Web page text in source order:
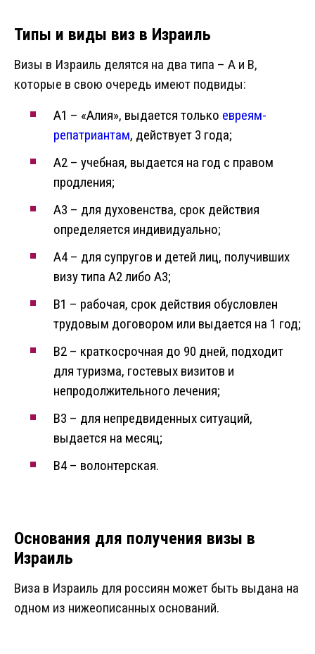
Типы и виды виз в Израиль
Визы в Израиль делятся на два типа – A и B,
которые в свою очередь имеют подвиды:
A1 – «Алия», выдается только евреям-
репатриантам, действует 3 года;
A2 – учебная, выдается на год с правом
продления;
A3 – для духовенства, срок действия
определяется индивидуально;
A4 – для супругов и детей лиц, получивших
визу типа A2 либо A3;
B1 – рабочая, срок действия обусловлен
трудовым договором или выдается на 1 год;
B2 – краткосрочная до 90 дней, подходит
для туризма, гостевых визитов и
непродолжительного лечения;
B3 – для непредвиденных ситуаций,
выдается на месяц;
B4 – волонтерская.
Основания для получения визы в
Израиль
Виза в Израиль для россиян может быть выдана на
одном из нижеописанных оснований.